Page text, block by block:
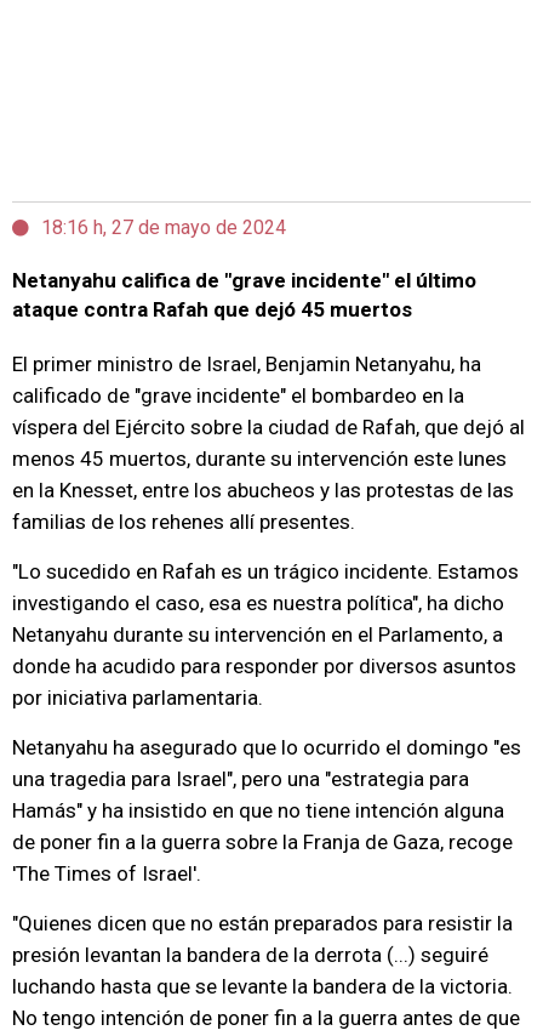
18:16 h, 27 de mayo de 2024
Netanyahu califica de "grave incidente" el último
ataque contra Rafah que dejó 45 muertos
El primer ministro de Israel, Benjamin Netanyahu, ha
calificado de "grave incidente" el bombardeo en la
víspera del Ejército sobre la ciudad de Rafah, que dejó al
menos 45 muertos, durante su intervención este lunes
en la Knesset, entre los abucheos y las protestas de las
familias de los rehenes allí presentes.
"Lo sucedido en Rafah es un trágico incidente. Estamos
investigando el caso, esa es nuestra política", ha dicho
Netanyahu durante su intervención en el Parlamento, a
donde ha acudido para responder por diversos asuntos
por iniciativa parlamentaria.
Netanyahu ha asegurado que lo ocurrido el domingo "es
una tragedia para Israel", pero una "estrategia para
Hamás" y ha insistido en que no tiene intención alguna
de poner fin a la guerra sobre la Franja de Gaza, recoge
'The Times of Israel'.
"Quienes dicen que no están preparados para resistir la
presión levantan la bandera de la derrota (...) seguiré
luchando hasta que se levante la bandera de la victoria.
No tengo intención de poner fin a la guerra antes de que